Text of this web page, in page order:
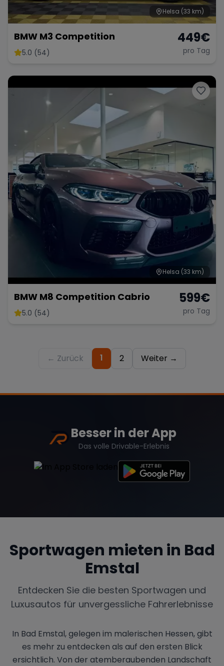
Helsa (33 km)
BMW M3 Competition
5.0 (54)
449€
pro Tag
Helsa (33 km)
BMW M8 Competition Cabrio
5.0 (54)
599€
pro Tag
← Zurück 1 2 Weiter →
Besser in der App
Das volle Drivable-Erlebnis
Sportwagen mieten in Bad
Emstal
Entdecken Sie die besten Sportwagen und
Luxusautos für unvergessliche Fahrerlebnisse
In Bad Emstal, gelegen im malerischen Hessen, gibt
es mehr zu entdecken als auf den ersten Blick
ersichtlich. Von der atemberaubenden Landschaft